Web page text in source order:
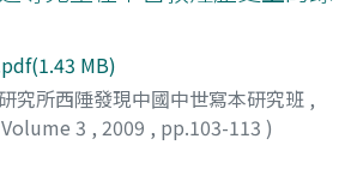
MB)
究所西陲發現中國中世寫本研究班 ,
Volume 3 , 2009 , pp.103-113 )